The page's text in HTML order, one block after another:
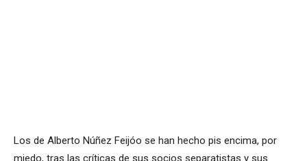
Los de Alberto Núñez Feijóo se han hecho pis encima, por
miedo, tras las críticas de sus socios separatistas y sus